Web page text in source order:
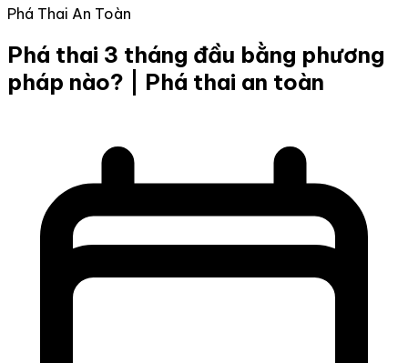
Phá Thai An Toàn
Phá thai 3 tháng đầu bằng phương
pháp nào? | Phá thai an toàn